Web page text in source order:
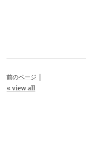
前のページ ｜
« view all